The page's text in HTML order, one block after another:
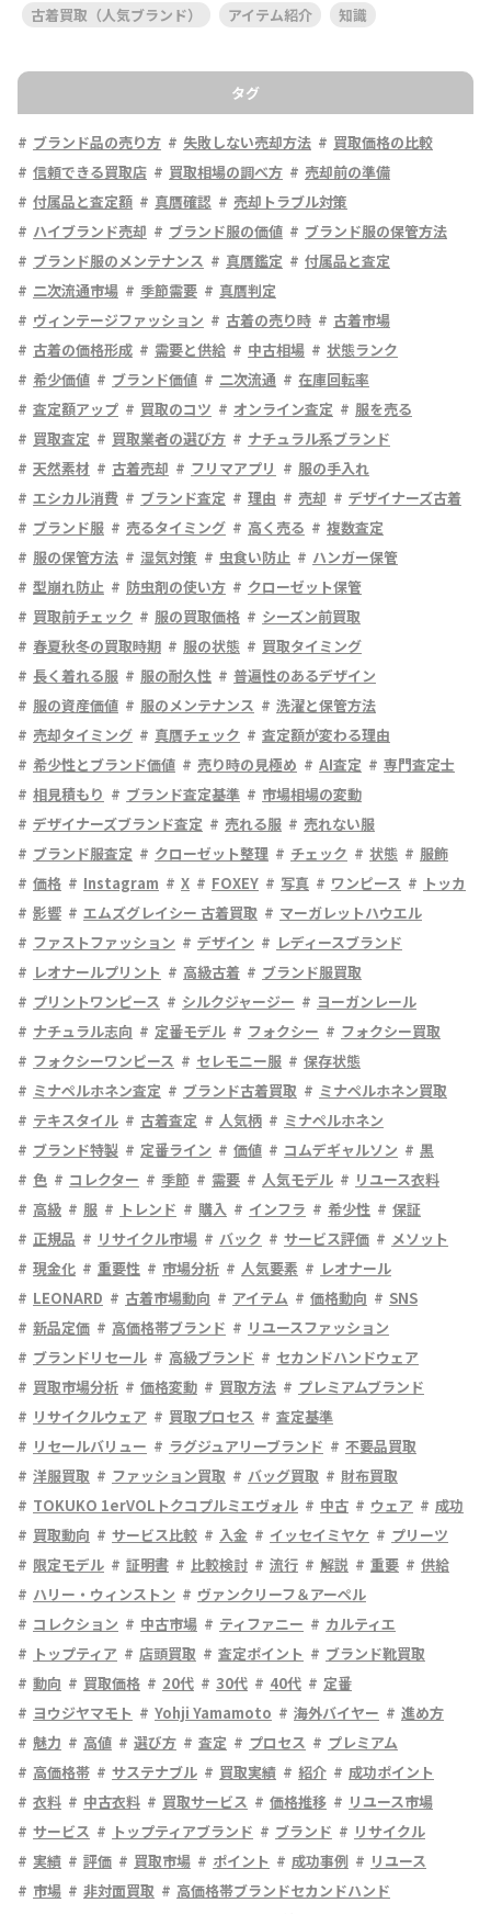
古着買取（人気ブランド）
アイテム紹介 知識
タグ
ブランド品の売り方 失敗しない売却方法
買取価格の比較
信頼できる買取店
買取相場の調べ方
売却前の準備
付属品と査定額
真贋確認
売却トラブル対策
ハイブランド売却
ブランド服の価値
ブランド服の保管方法
ブランド服のメンテナンス
真贋鑑定
付属品と査定
二次流通市場
季節需要
真贋判定
ヴィンテージファッション
古着の売り時
古着市場
古着の価格形成
需要と供給 中古相場
状態ランク
希少価値
ブランド価値 二次流通
在庫回転率
査定額アップ
買取のコツ オンライン査定
服を売る
買取査定
買取業者の選び方
ナチュラル系ブランド
天然素材
古着売却 フリマアプリ
服の手入れ
エシカル消費
ブランド査定 理由 売却
デザイナーズ古着
ブランド服
売るタイミング 高く売る
複数査定
服の保管方法
湿気対策 虫食い防止
ハンガー保管
型崩れ防止
防虫剤の使い方
クローゼット保管
買取前チェック
服の買取価格
シーズン前買取
春夏秋冬の買取時期
服の状態
買取タイミング
長く着れる服
服の耐久性
普遍性のあるデザイン
服の資産価値
服のメンテナンス
洗濯と保管方法
売却タイミング
真贋チェック
査定額が変わる理由
希少性とブランド価値
売り時の見極め AI査定
専門査定士
相見積もり
ブランド査定基準
市場相場の変動
デザイナーズブランド査定
売れる服
売れない服
ブランド服査定
クローゼット整理 チェック 状態
服飾
価格
Instagram X FOXEY 写真 ワンピース
トッカ
影響
エムズグレイシー 古着買取
マーガレットハウエル
ファストファッション
デザイン
レディースブランド
レオナールプリント
高級古着
ブランド服買取
プリントワンピース
シルクジャージー
ヨーガンレール
ナチュラル志向
定番モデル フォクシー
フォクシー買取
フォクシーワンピース
セレモニー服
保存状態
ミナペルホネン査定
ブランド古着買取
ミナペルホネン買取
テキスタイル
古着査定 人気柄
ミナペルホネン
ブランド特製
定番ライン 価値 コムデギャルソン
黒
色
コレクター 季節 需要 人気モデル
リユース衣料
高級
服 トレンド 購入 インフラ 希少性
保証
正規品
リサイクル市場 バック サービス評価
メソット
現金化
重要性 市場分析 人気要素
レオナール
LEONARD
古着市場動向 アイテム 価格動向
SNS
新品定価
高価格帯ブランド
リユースファッション
ブランドリセール
高級ブランド
セカンドハンドウェア
買取市場分析
価格変動 買取方法
プレミアムブランド
リサイクルウェア
買取プロセス
査定基準
リセールバリュー
ラグジュアリーブランド
不要品買取
洋服買取
ファッション買取 バッグ買取
財布買取
TOKUKO 1erVOLトクコプルミエヴォル
中古 ウェア
成功
買取動向
サービス比較 入金 イッセイミヤケ
プリーツ
限定モデル
証明書 比較検討 流行 解説 重要
供給
ハリー・ウィンストン
ヴァンクリーフ＆アーペル
コレクション
中古市場 ティファニー
カルティエ
トップティア
店頭買取 査定ポイント
ブランド靴買取
動向
買取価格 20代 30代 40代
定番
ヨウジヤマモト
Yohji Yamamoto 海外バイヤー
進め方
魅力
高値 選び方 査定 プロセス
プレミアム
高価格帯
サステナブル 買取実績 紹介
成功ポイント
衣料
中古衣料 買取サービス 価格推移
リユース市場
サービス
トップティアブランド ブランド
リサイクル
実績
評価 買取市場 ポイント 成功事例
リユース
市場
非対面買取
高価格帯ブランドセカンドハンド